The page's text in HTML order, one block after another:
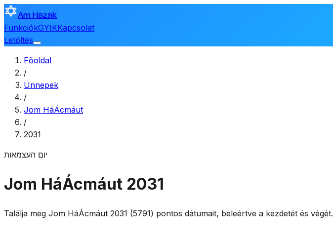
Am Hazak
FunkciókGYIKKapcsolat
Letöltés
Főoldal
/
Ünnepek
/
Jom HáÁcmáut
/
2031
יום העצמאות
Jom HáÁcmáut 2031
Találja meg Jom HáÁcmáut 2031 (5791) pontos dátumait, beleértve a kezdetét és végét.